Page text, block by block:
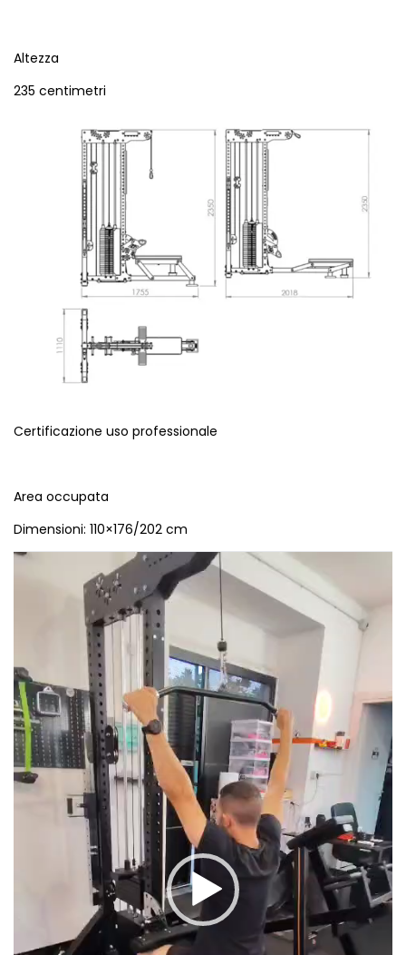
Altezza
235 centimetri
Certificazione uso professionale
Area occupata
Dimensioni: 110×176/202 cm
Video